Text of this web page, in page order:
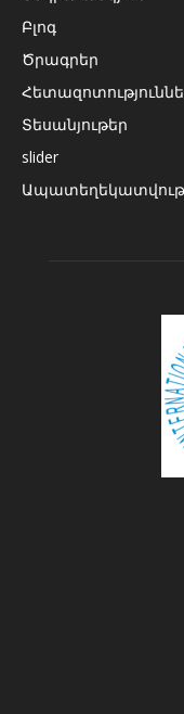
Բլոգ
Ծրագրեր
Տեսանյութեր
slider